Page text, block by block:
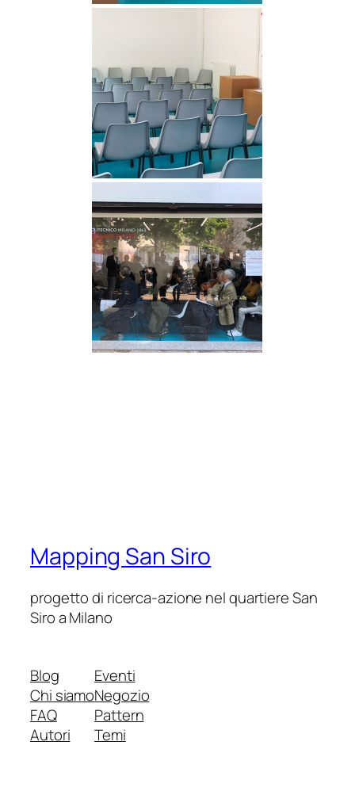
Mapping San Siro
progetto di ricerca-azione nel quartiere San
Siro a Milano
Blog
Chi siamo
FAQ
Autori
Eventi
Negozio
Pattern
Temi